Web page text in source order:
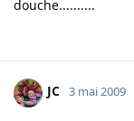
douche..........
JC 3 mai 2009